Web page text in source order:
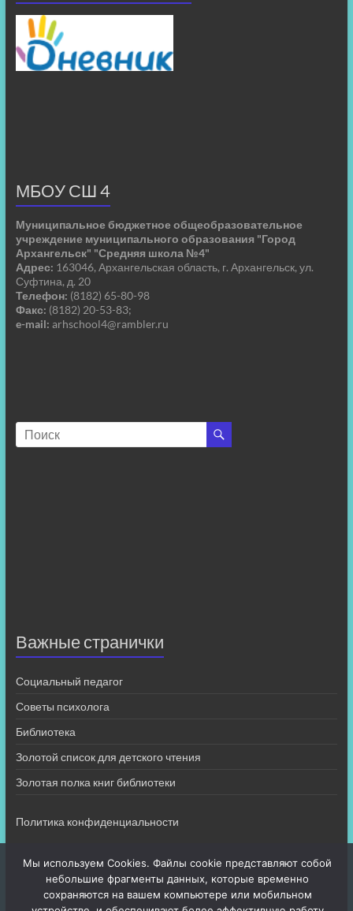
МБОУ СШ 4
Муниципальное бюджетное общеобразовательное
учреждение муниципального образования "Город
Архангельск" "Средняя школа №4"
Адрес: 163046, Архангельская область, г. Архангельск, ул.
Суфтина, д. 20
Телефон: (8182) 65-80-98
Факс: (8182) 20-53-83;
e-mail: arhschool4@rambler.ru
Важные странички
Социальный педагог
Советы психолога
Библиотека
Золотой список для детского чтения
Золотая полка книг библиотеки
Политика конфиденциальности
Мы используем Cookies. Файлы cookie представляют собой
небольшие фрагменты данных, которые временно
сохраняются на вашем компьютере или мобильном